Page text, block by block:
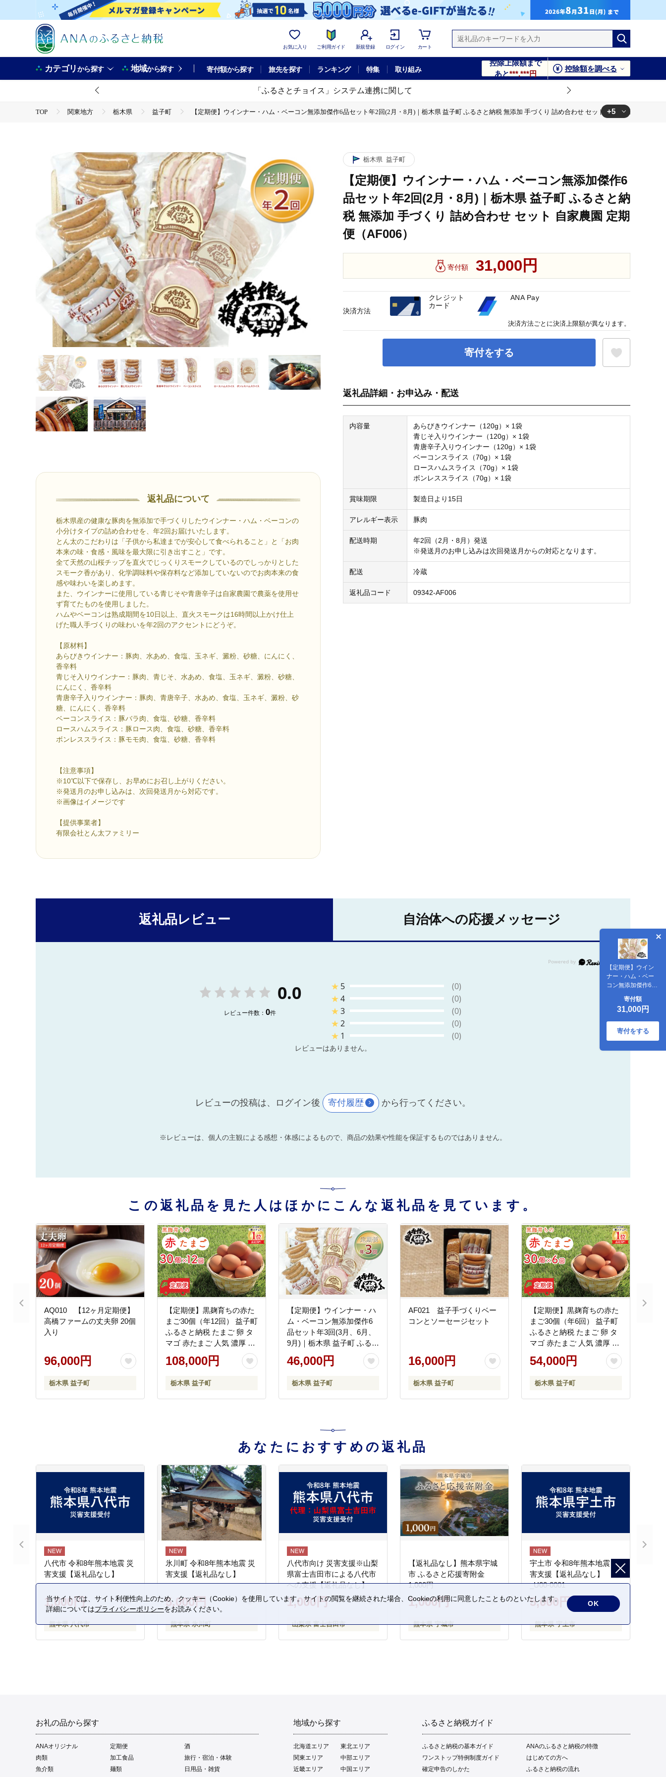
お気に入り ご利用ガイド 新規登録 ログイン カート
カテゴリから探す 地域から探す 寄付額から探す 旅先を探す ランキング 特集 取り組み
控除上限額まで
あと***,***円
控除額を調べる
「ふるさとチョイス」システム連携に関して
TOP 関東地方 栃木県 益子町
【定期便】ウインナー・ハム・ベーコン無添加傑作6品セット年2回(2月・8月)｜栃木県 益子町 ふるさと納税 無添加 手づくり 詰め合わせ セット 自家農園 定期便（
【定期便】ウインナー・ハム・ベーコン無添加傑作6品セット年2回(2月・8月)｜栃木県 益子町 ふるさと納税 無添加 手づくり 詰め合わせ セット 自家農園 定期便（AF006）
定期便
【定期便】ウインナー・ハム・ベーコン無添加傑作6品セット年2回(2月・8月)｜栃木県 益子町 ふるさと納税 無添加 手づくり 詰め合わせ セット 自家農園 定期便（AF006）
定期便
肉(定期便)
【定期便】ウインナー・ハム・ベーコン無添加傑作6品セット年2回(2月・8月)｜栃木県 益子町 ふるさと納税 無添加 手づくり 詰め合わせ セット 自家農園 定期便（AF006）
+5
返礼品について
栃木県産の健康な豚肉を無添加で手づくりしたウインナー・ハム・ベーコンの
小分けタイプの詰め合わせを、年2回お届けいたします。
とん太のこだわりは「子供から私達までが安心して食べられること」と「お肉
本来の味・食感・風味を最大限に引き出すこと」です。
全て天然の山桜チップを直火でじっくりスモークしているのでしっかりとした
スモーク香があり、化学調味料や保存料など添加していないのでお肉本来の食
感や味わいを楽しめます。
また、ウインナーに使用している青じそや青唐辛子は自家農園で農薬を使用せ
ず育てたものを使用しました。
ハムやベーコンは熟成期間を10日以上、直火スモークは16時間以上かけ仕上
げた職人手づくりの味わいを年2回のアクセントにどうぞ。
【原材料】
あらびきウインナー：豚肉、水あめ、食塩、玉ネギ、澱粉、砂糖、にんにく、
香辛料
青じそ入りウインナー：豚肉、青じそ、水あめ、食塩、玉ネギ、澱粉、砂糖、
にんにく、香辛料
青唐辛子入りウインナー：豚肉、青唐辛子、水あめ、食塩、玉ネギ、澱粉、砂
糖、にんにく、香辛料
ベーコンスライス：豚バラ肉、食塩、砂糖、香辛料
ロースハムスライス：豚ロース肉、食塩、砂糖、香辛料
ボンレススライス：豚モモ肉、食塩、砂糖、香辛料
【注意事項】
※10℃以下で保存し、お早めにお召し上がりください。
※発送月のお申し込みは、次回発送月から対応です。
※画像はイメージです
【提供事業者】
有限会社とん太ファミリー
栃木県 益子町
【定期便】ウインナー・ハム・ベーコン無添加傑作6
品セット年2回(2月・8月)｜栃木県 益子町 ふるさと納
税 無添加 手づくり 詰め合わせ セット 自家農園 定期
便（AF006）
寄付額 31,000円
寄付をする
【定期便】ウイン
ナー・ハム・ベー
コン無添加傑作6品
8月)｜栃木県 益子
町 ふるさと納税 無
添加 手づくり 詰め
合わせ セット 自家
農園 定期便
寄付額
31,000円
寄付をする
返礼品詳細・お申込み・配送
内容量
あらびきウインナー（120g）× 1袋
青じそ入りウインナー（120g）× 1袋
青唐辛子入りウインナー（120g）× 1袋
ベーコンスライス（70g）× 1袋
ロースハムスライス（70g）× 1袋
ボンレススライス（70g）× 1袋
賞味期限 製造日より15日
アレルギー表示 豚肉
配送時期
年2回（2月・8月）発送
※発送月のお申し込みは次回発送月からの対応となります。
配送 冷蔵
返礼品コード 09342-AF006
決済方法
クレジット
カード
ANA Pay
決済方法ごとに決済上限額が異なります。
返礼品レビュー 自治体への応援メッセージ
0.0
レビュー件数： 0件
★ 5
(0)
★4
(0)
★3
(0)
★2
(0)
★ 1 (0)
レビューはありません。
レビューの投稿は、ログイン後 寄付履歴 から行ってください。
※レビューは、個人の主観による感想・体感によるもので、商品の効果や性能を保証するものではありません。
この返礼品を見た人はほかにこんな返礼品を見ています。
AQ010 【12ヶ月定期便】
高橋ファームの丈夫卵 20個
入り
96,000円
栃木県 益子町
【定期便】黒麹育ちの赤た
まご30個（年12回） 益子町
ふるさと納税 たまご 卵 タ
マゴ 赤たまご 人気 濃厚 食
べチョク 定期便 (BC003)
108,000円
栃木県 益子町
【定期便】ウインナー・ハ
ム・ベーコン無添加傑作6
品セット年3回(3月、6月、
9月)｜栃木県 益子町 ふるさ
と納税 無添加 セット 手づ
くり 熟成 職人（AF004）
46,000円
栃木県 益子町
AF021 益子手づくりベー
コンとソーセージセット
16,000円
栃木県 益子町
【定期便】黒麹育ちの赤た
まご30個（年6回） 益子町
ふるさと納税 たまご 卵 タ
マゴ 赤たまご 人気 濃厚 食
べチョク 定期便 (BC006)
54,000円
栃木県 益子町
あなたにおすすめの返礼品
八代市 令和8年熊本地震 災
害支援【返礼品なし】
1,000円
熊本県 八代市
氷川町 令和8年熊本地震 災
害支援【返礼品なし】
5,000円
熊本県 氷川町
八代市向け 災害支援※山梨
県富士吉田市による八代市
への支援【返礼品なし】
1,000円
山梨県 富士吉田市
【返礼品なし】熊本県宇城
市 ふるさと応援寄附金
1,000円
1,000円
熊本県 宇城市
宇土市 令和8年熊本地震 災
害支援【返礼品なし】
_U00-0001
5,000円
熊本県 宇土市
お礼の品から探す
ANAオリジナル 定期便
酒
肉類
加工食品
旅行・宿泊・体験
魚介類
麺類
日用品・雑貨
地域から探す
北海道エリア
東北エリア
関東エリア
中部エリア
近畿エリア
中国エリア
ふるさと納税ガイド
ふるさと納税の基本ガイド
ANAのふるさと納税の特徴
ワンストップ特例制度ガイド
はじめての方へ
確定申告のしかた
ふるさと納税の流れ
当サイトでは、サイト利便性向上のため、クッキー（Cookie）を使用しています。サイトの閲覧を継続された場合、Cookieの利用に同意したことものといたします。
詳細についてはプライバシーポリシーをお読みください。
OK